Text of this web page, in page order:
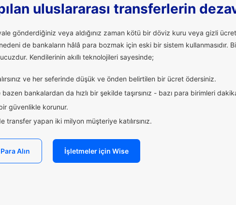
uluslararası transferlerin
gönderdiğiniz veya aldığınız zaman kötü bir döviz kuru veya gizli
de bankaların hâlâ para bozmak için eski bir sistem kullanmasıdır.
Kendilerinin akıllı teknolojileri sayesinde;
ve her seferinde düşük ve önden belirtilen bir ücret ödersiniz.
bankalardan da hızlı bir şekilde taşırsınız - bazı para birimleri
güvenlikle korunur.
yapan iki milyon müşteriye katılırsınız.
Para Alın İşletmeler için Wise